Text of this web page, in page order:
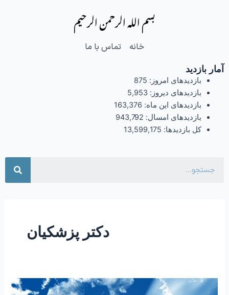
بسم الله الرحمن الرحیم
خانه تماس با ما
آمار بازدید
بازدیدهای امروز: 875
بازدیدهای دیروز: 5,953
بازدیدهای این ماه: 163,376
بازدیدهای امسال: 943,792
کل بازدیدها: 13,599,175
دکتر پزشکیان
۲۵۶